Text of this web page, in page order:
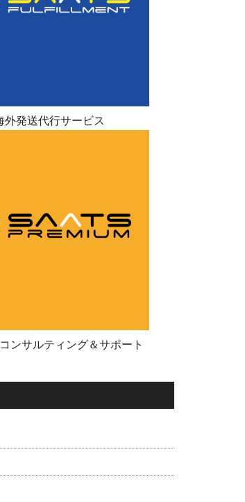
外発送代行サービス
ンサルティング＆サポート